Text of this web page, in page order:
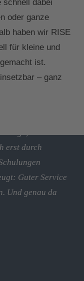
schnell dabei
oder ganze
haben wir RISE
für kleine und
ist.
– ganz
erst durch
Guter Service
Und genau da